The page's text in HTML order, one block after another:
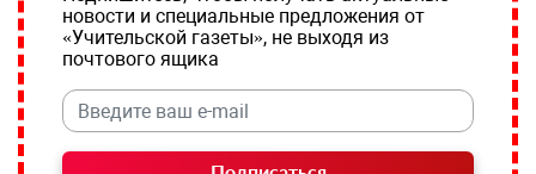
новости и специальные предложения от
«Учительской газеты», не выходя из
почтового ящика